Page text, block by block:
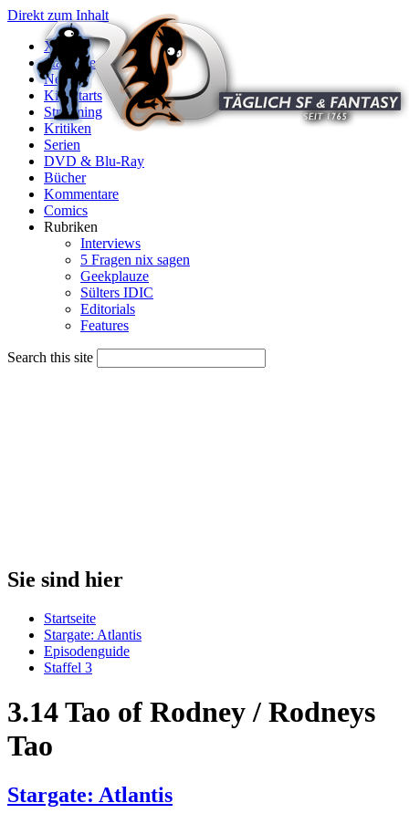
Direkt zum Inhalt
X
Startseite
News
Kinostarts
Streaming
Kritiken
Serien
DVD & Blu-Ray
Bücher
Kommentare
Comics
Rubriken
Interviews
5 Fragen nix sagen
Geekplauze
Sülters IDIC
Editorials
Features
Search this site
Sie sind hier
Startseite
Stargate: Atlantis
Episodenguide
Staffel 3
3.14 Tao of Rodney / Rodneys
Tao
Stargate: Atlantis